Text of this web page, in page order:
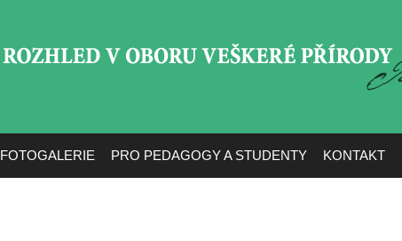
FOTOGALERIE PRO PEDAGOGY A STUDENTY KONTAKT